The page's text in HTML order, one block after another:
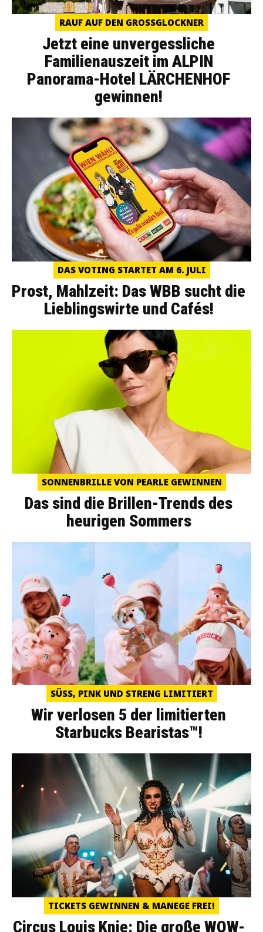
RAUF AUF DEN GROSSGLOCKNER
Jetzt eine unvergessliche
Familienauszeit im ALPIN
Panorama-Hotel LÄRCHENHOF
gewinnen!
DAS VOTING STARTET AM 6. JULI
Prost, Mahlzeit: Das WBB sucht die
Lieblingswirte und Cafés!
SONNENBRILLE VON PEARLE GEWINNEN
Das sind die Brillen-Trends des
heurigen Sommers
SÜSS, PINK UND STRENG LIMITIERT
Wir verlosen 5 der limitierten
Starbucks Bearistas™!
TICKETS GEWINNEN & MANEGE FREI!
Circus Louis Knie: Die große WOW-